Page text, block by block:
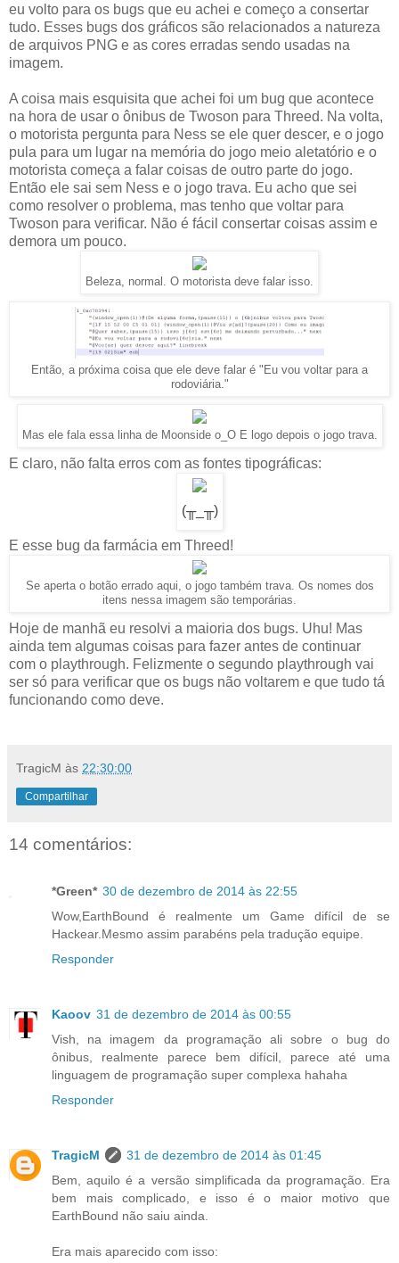
eu volto para os bugs que eu achei e começo a consertar
tudo. Esses bugs dos gráficos são relacionados a natureza
de arquivos PNG e as cores erradas sendo usadas na
imagem.
A coisa mais esquisita que achei foi um bug que acontece
na hora de usar o ônibus de Twoson para Threed. Na volta,
o motorista pergunta para Ness se ele quer descer, e o jogo
pula para um lugar na memória do jogo meio aletatório e o
motorista começa a falar coisas de outro parte do jogo.
Então ele sai sem Ness e o jogo trava. Eu acho que sei
como resolver o problema, mas tenho que voltar para
Twoson para verificar. Não é fácil consertar coisas assim e
demora um pouco.
Beleza, normal. O motorista deve falar isso.
Então, a próxima coisa que ele deve falar é "Eu vou voltar para a
rodoviária."
Mas ele fala essa linha de Moonside o_O E logo depois o jogo trava.
E claro, não falta erros com as fontes tipográficas:
(╥_╥)
E esse bug da farmácia em Threed!
Se aperta o botão errado aqui, o jogo também trava. Os nomes dos
itens nessa imagem são temporárias.
Hoje de manhã eu resolvi a maioria dos bugs. Uhu! Mas
ainda tem algumas coisas para fazer antes de continuar
com o playthrough. Felizmente o segundo playthrough vai
ser só para verificar que os bugs não voltarem e que tudo tá
funcionando como deve.
TragicM às 22:30:00
Compartilhar
14 comentários:
*Green* 30 de dezembro de 2014 às 22:55
Wow,EarthBound é realmente um Game difícil de se
Hackear.Mesmo assim parabéns pela tradução equipe.
Responder
Kaoov 31 de dezembro de 2014 às 00:55
Vish, na imagem da programação ali sobre o bug do
ônibus, realmente parece bem difícil, parece até uma
linguagem de programação super complexa hahaha
Responder
TragicM
31 de dezembro de 2014 às 01:45
Bem, aquilo é a versão simplificada da programação. Era
bem mais complicado, e isso é o maior motivo que
EarthBound não saiu ainda.
Era mais aparecido com isso: